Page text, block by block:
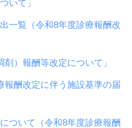
いて」
一覧（令和8年度診療報酬改
）報酬等改定について」
報酬改定に伴う施設基準の届
ついて（令和8年度診療報酬